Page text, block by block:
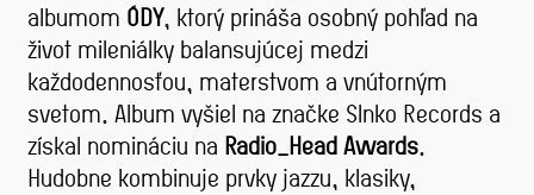
albumom ÓDY, ktorý prináša osobný pohľad na
život mileniálky balansujúcej medzi
každodennosťou, materstvom a vnútorným
svetom. Album vyšiel na značke Slnko Records a
získal nomináciu na Radio_Head Awards.
Hudobne kombinuje prvky jazzu, klasiky,